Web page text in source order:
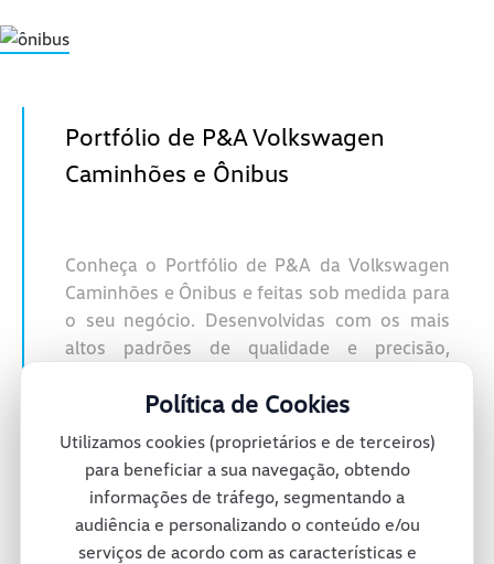
Política de Cookies
Utilizamos cookies (proprietários e de terceiros)
para beneficiar a sua navegação, obtendo
informações de tráfego, segmentando a
audiência e personalizando o conteúdo e/ou
serviços de acordo com as características e
Portfólio de P&A Volkswagen
Caminhões e Ônibus
Conheça o Portfólio de P&A da Volkswagen
Caminhões e Ônibus e feitas sob medida para
o seu negócio. Desenvolvidas com os mais
altos padrões de qualidade e precisão,
desempenho dos veículos. Além disso, ao
optar por peças genuínas, os clientes têm a
tranquilidade de contar com a durabilidade e
a garantia de compatibilidade com seus
veículos, contribuindo para a segurança e a
eficiência das operações.